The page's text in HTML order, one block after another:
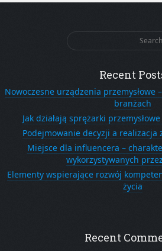
Search
for:
Recent
Nowoczesne urządzenia przemysłowe
branżach
Jak działają sprężarki
Podejmowanie decyzji a realizacja
Miejsce dla influencera –
wykorzystywanych
Elementy wspierające rozwój
życia
Recent